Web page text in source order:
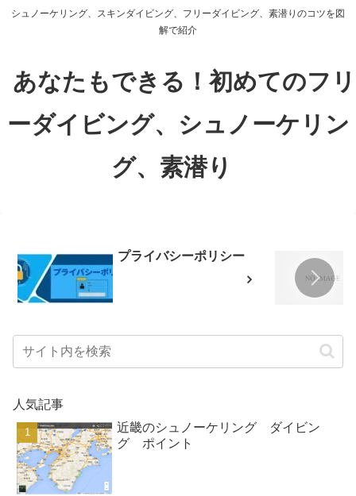
シュノーケリング、スキンダイビング、フリーダイビング、素潜りのコツを図
解で紹介
あなたもできる！初めてのフリ
ーダイビング、シュノーケリン
グ、素潜り
プライバシーポリシー
人気記事
近畿のシュノーケリング ダイビン
グ ポイント